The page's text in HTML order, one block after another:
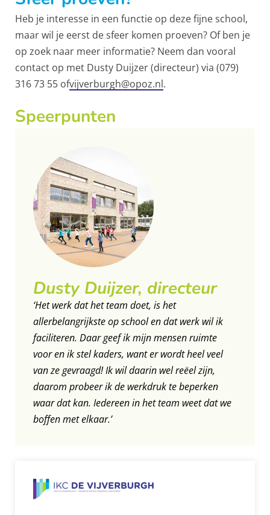
Heb je interesse in een functie op deze fijne school,
maar wil je eerst de sfeer komen proeven? Of ben je
op zoek naar meer informatie? Neem dan vooral
contact op met Dusty Duijzer (directeur) via (079)
316 73 55 ofvijverburgh@opoz.nl.
Speerpunten
Dusty Duijzer, directeur
‘Het werk dat het team doet, is het
allerbelangrijkste op school en dat werk wil ik
faciliteren. Daar geef ik mijn mensen ruimte
voor en ik stel kaders, want er wordt heel veel
van ze gevraagd! Ik wil daarin wel reëel zijn,
daarom probeer ik de werkdruk te beperken
waar dat kan. Iedereen in het team weet dat we
boffen met elkaar.’